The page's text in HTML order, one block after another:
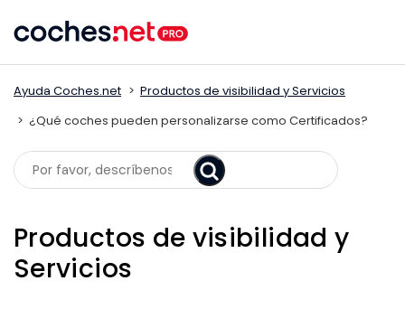
to
Ayuda Coches.net Productos de visibilidad y Servicios
¿Qué coches pueden personalizarse como Certificados?
Search
Productos de visibilidad y
Servicios